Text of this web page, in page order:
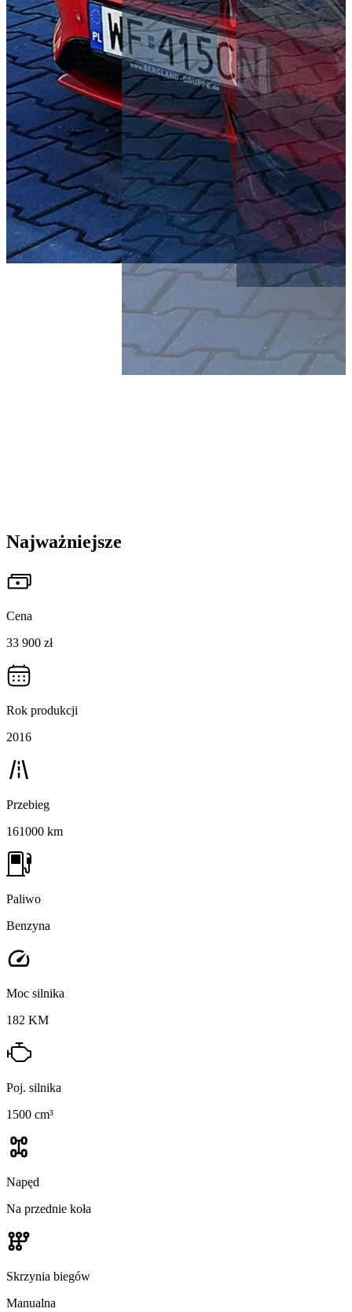
Najważniejsze
Cena
33 900 zł
Rok produkcji
2016
Przebieg
161000 km
Paliwo
Benzyna
Moc silnika
182 KM
Poj. silnika
1500 cm³
Napęd
Na przednie koła
Skrzynia biegów
Manualna